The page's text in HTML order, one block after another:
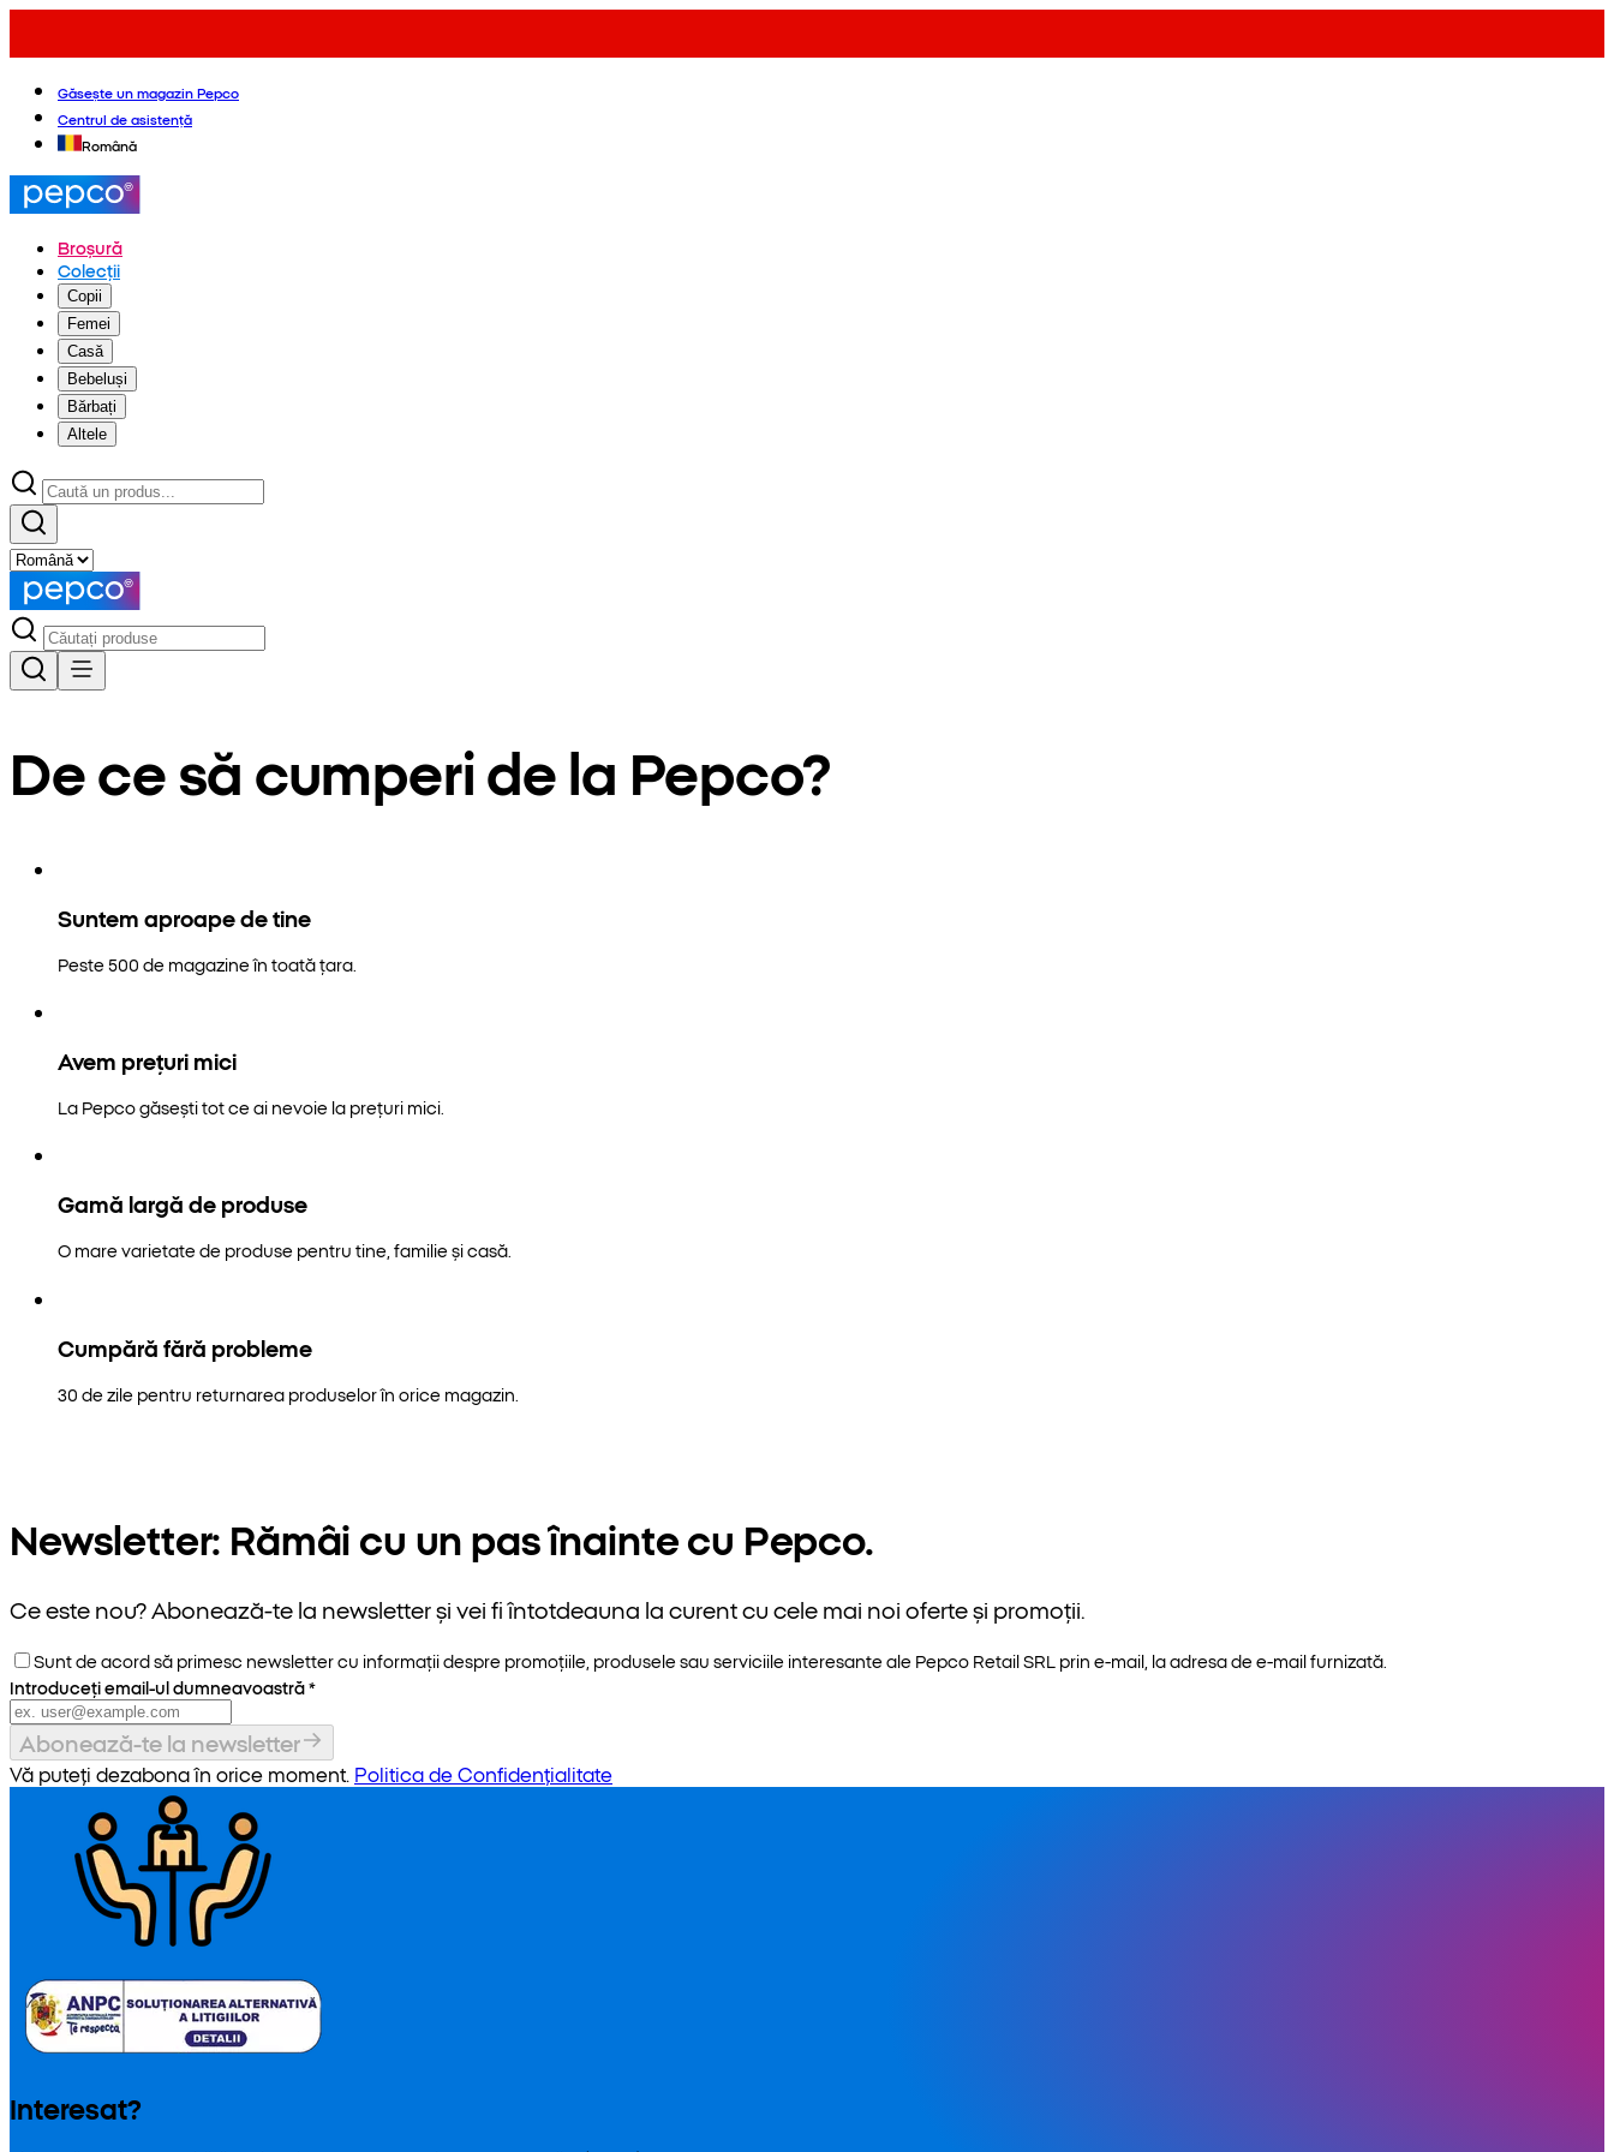
Găsește un magazin Pepco
Centrul de asistență
Română
Broșură
Colecții
Copii
Femei
Casă
Bebeluși
Bărbați
Altele
De ce să cumperi de la Pepco?
Suntem aproape de tine
Peste 500 de magazine în toată țara.
Avem prețuri mici
La Pepco găsești tot ce ai nevoie la prețuri mici.
Gamă largă de produse
O mare varietate de produse pentru tine, familie și casă.
Cumpără fără probleme
30 de zile pentru returnarea produselor în orice magazin.
Newsletter: Rămâi cu un pas înainte cu Pepco.
Ce este nou? Abonează-te la newsletter și vei fi întotdeauna la curent cu cele mai noi oferte și promoții.
Sunt de acord să primesc newsletter cu informații despre promoțiile, produsele sau serviciile interesante ale Pepco Retail SRL prin e-mail, la adresa de e-mail furnizată.
Introduceți email-ul dumneavoastră*
Abonează-te la newsletter
Vă puteți dezabona în orice moment. Politica de Confidențialitate
Interesat?